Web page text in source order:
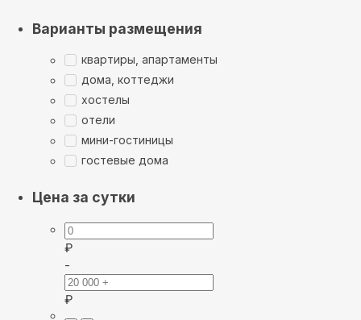
Варианты размещения
квартиры, апартаменты
дома, коттеджи
хостелы
отели
мини-гостиницы
гостевые дома
Цена за сутки
₽
-
₽